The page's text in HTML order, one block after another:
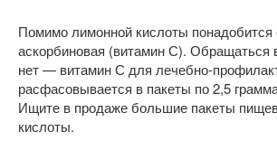
Помимо лимонной кислоты
аскорбиновая (витамин С). Обращаться
нет — витамин С для лечебно-
расфасовывается в пакеты по 2,5
Ищите в продаже большие пакеты
кислоты.